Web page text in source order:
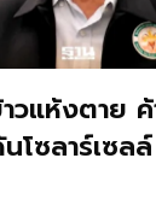
โซลาร์เซล